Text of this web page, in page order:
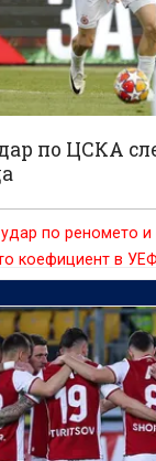
по ЦСКА
по реномето
коефициент в